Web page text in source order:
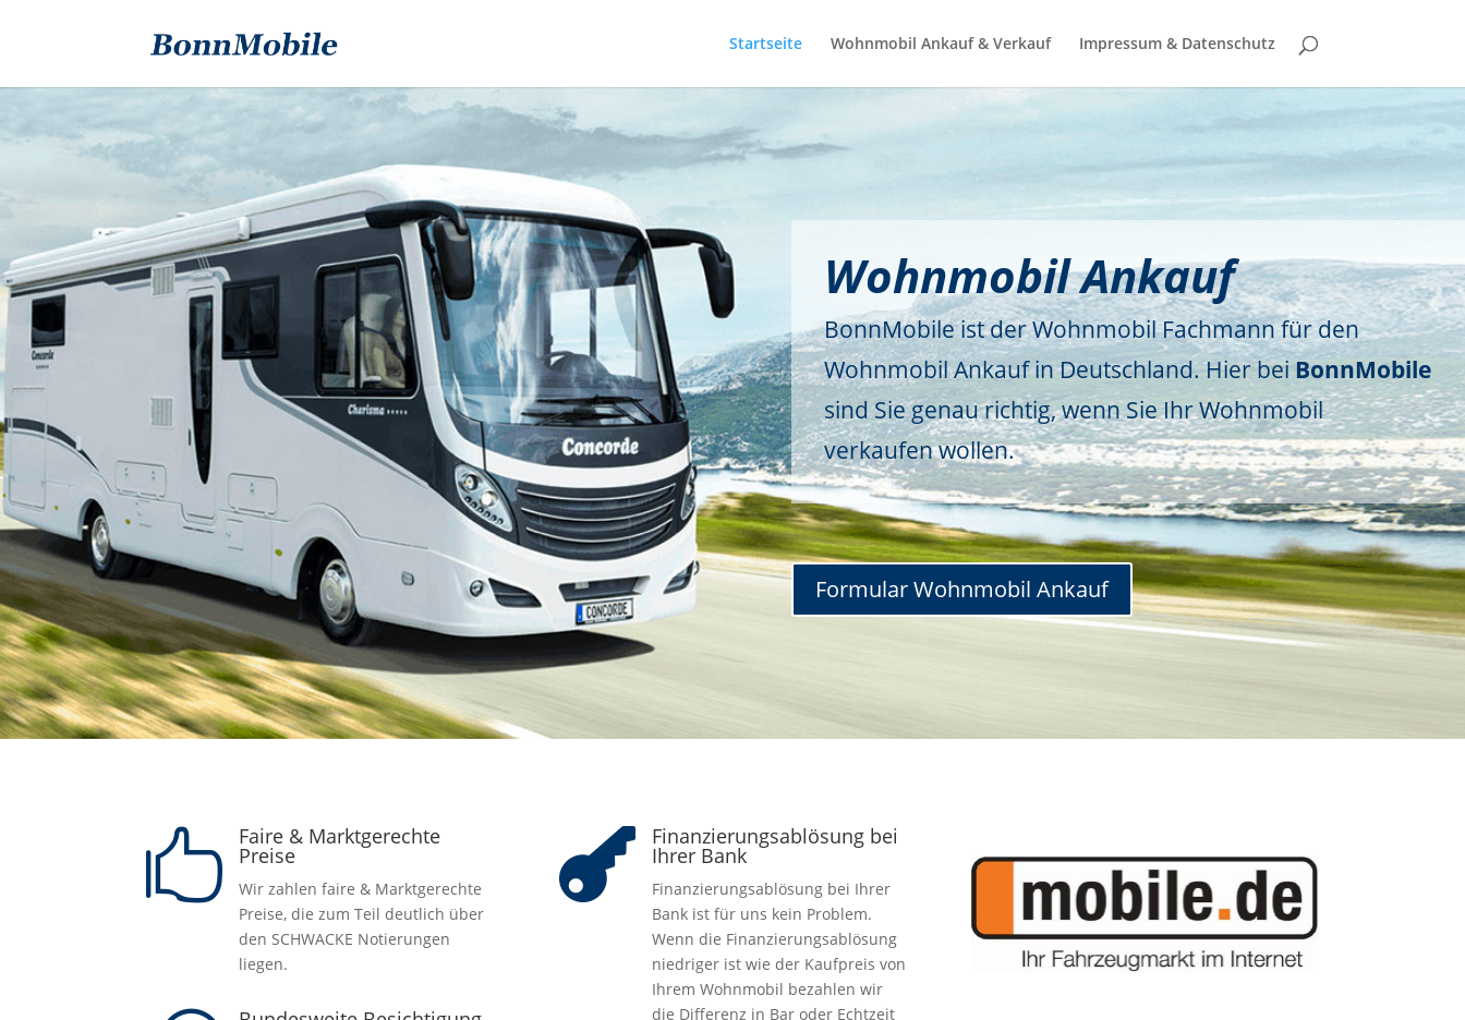
Startseite Wohnmobil Ankauf & Verkauf Impressum & Datenschutz
Wohnmobil Ankauf
BonnMobile ist der Wohnmobil Fachmann für den
Wohnmobil Ankauf in Deutschland. Hier beiBonnMobile
sind Sie genau richtig, wenn Sie Ihr Wohnmobil
verkaufen wollen.
Formular Wohnmobil Ankauf
 Faire & Marktgerechte
Preise
Wir zahlen faire & Marktgerechte
Preise, die zum Teil deutlich über
den SCHWACKE Notierungen
liegen.
 Finanzierungsablösung bei
Ihrer Bank
Finanzierungsablösung bei Ihrer
Bank ist für uns kein Problem.
Wenn die Finanzierungsablösung
niedriger ist wie der Kaufpreis von
Ihrem Wohnmobil bezahlen wir
die Differenz in Bar oder Echtzeit